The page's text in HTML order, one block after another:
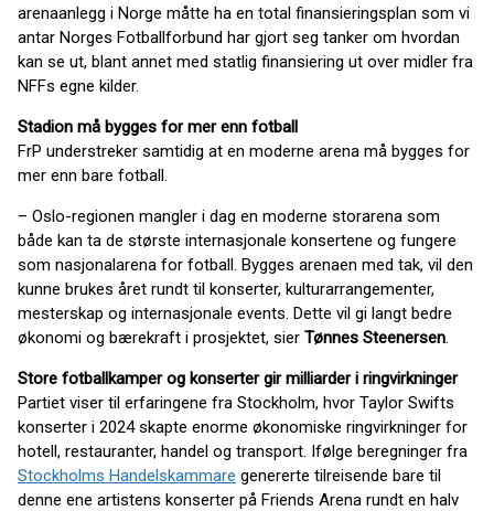
arenaanlegg i Norge måtte ha en total finansieringsplan som vi
antar Norges Fotballforbund har gjort seg tanker om hvordan
kan se ut, blant annet med statlig finansiering ut over midler fra
NFFs egne kilder.
Stadion må bygges for mer enn fotball
FrP understreker samtidig at en moderne arena må bygges for
mer enn bare fotball.
– Oslo-regionen mangler i dag en moderne storarena som
både kan ta de største internasjonale konsertene og fungere
som nasjonalarena for fotball. Bygges arenaen med tak, vil den
kunne brukes året rundt til konserter, kulturarrangementer,
mesterskap og internasjonale events. Dette vil gi langt bedre
økonomi og bærekraft i prosjektet, sier Tønnes Steenersen.
Store fotballkamper og konserter gir milliarder i ringvirkninger
Partiet viser til erfaringene fra Stockholm, hvor Taylor Swifts
konserter i 2024 skapte enorme økonomiske ringvirkninger for
hotell, restauranter, handel og transport. Ifølge beregninger fra
Stockholms Handelskammare genererte tilreisende bare til
denne ene artistens konserter på Friends Arena rundt en halv